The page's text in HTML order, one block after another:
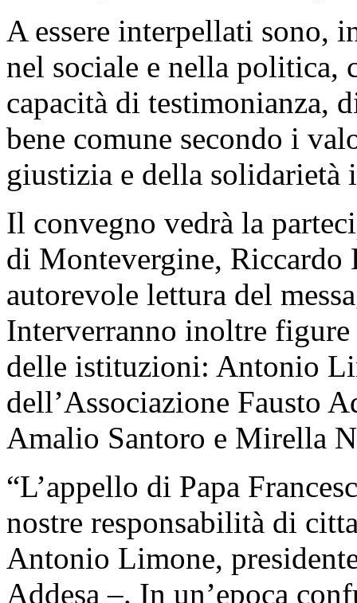
A essere interpellati sono,
nel sociale e nella politica,
capacità di testimonianza,
bene comune secondo i
giustizia e della solidarietà
Il convegno vedrà la
di Montevergine, Riccardo
autorevole lettura del
Interverranno inoltre
delle istituzioni: Antonio
dell’Associazione Fausto
Amalio Santoro e Mirella
“L’appello di Papa
nostre responsabilità di
Antonio Limone,
Addesa –. In un’epoca